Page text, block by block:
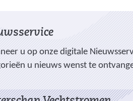
n
v
n
o
p
i
n
o
p
(
u op onze digitale
u nieuws wenst te